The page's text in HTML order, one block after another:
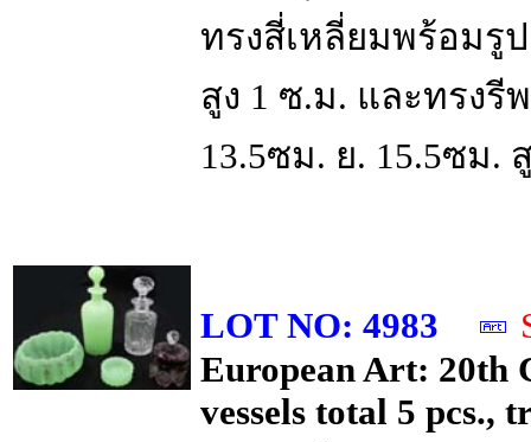
ทรงสี่เหลี่ยมพร้อมรู
สูง 1 ซ.ม. และทรง
13.5ซม. ย. 15.5ซม.
LOT NO: 4983
European Art: 20th
vessels total 5 pcs.,